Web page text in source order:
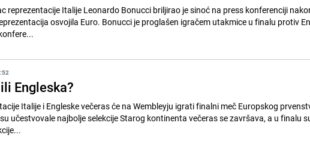
reprezentacije Italije Leonardo Bonucci briljirao je sinoć na press konferenciji
osvojila Euro. Bonucci je proglašen igračem utakmice u finalu protiv
Engleska?
Italije i Engleske večeras će na Wembleyju igrati finalni meč Europskog
učestvovale najbolje selekcije Starog kontinenta večeras se završava, a u finalu